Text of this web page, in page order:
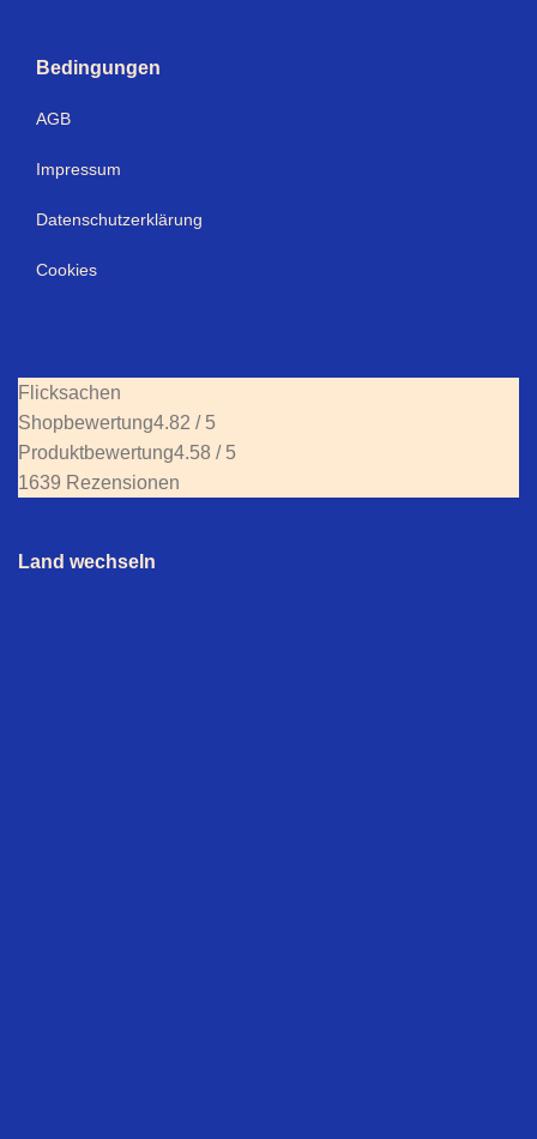
Bedingungen
AGB
Impressum
Datenschutzerklärung
Cookies
Flicksachen
Shopbewertung4.82 / 5
Produktbewertung4.58 / 5
1639 Rezensionen
Land wechseln